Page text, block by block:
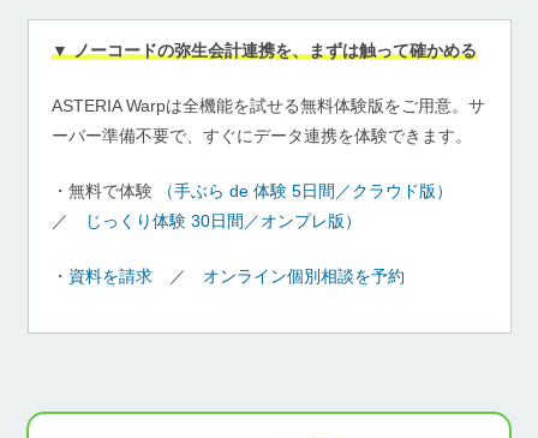
▼ ノーコードの弥生会計連携を、まずは触って確かめる
ASTERIA Warpは全機能を試せる無料体験版をご用意。サ
ーバー準備不要で、すぐにデータ連携を体験できます。
・無料で体験
（手ぶら de 体験 5日間／クラウド版）
／
じっくり体験 30日間／オンプレ版）
・ 資料を請求 ／ オンライン個別相談を予約